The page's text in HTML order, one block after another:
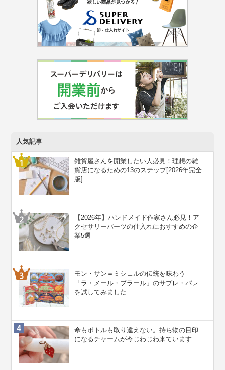
人気記事
雑貨屋さんを開業したい人必見！理想の雑
貨店になるための13のステップ[2026年完全
版]
【2026年】ハンドメイド作家さん必見！ア
クセサリーパーツの仕入れにおすすめの企
業5選
モン・サン＝ミシェルの伝統を味わう
「ラ・メール・プラール」のサブレ・パレ
を試してみました
傘もボトルも取り違えない。持ち物の目印
になるチャームが今じわじわ来ています